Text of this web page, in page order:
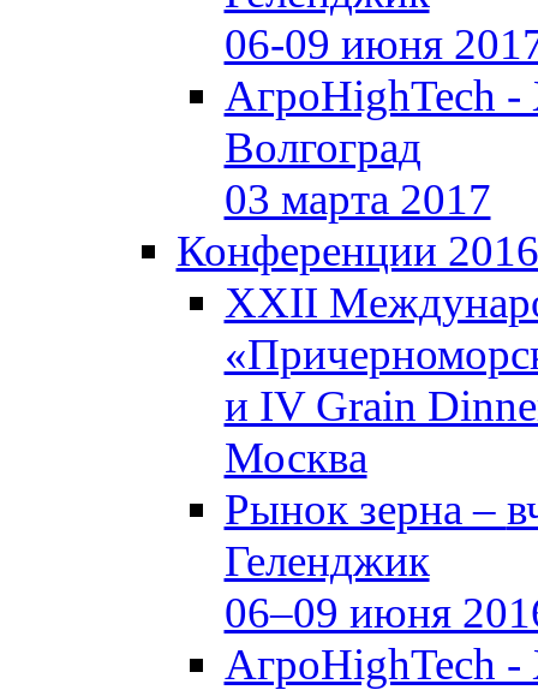
06-09 июня
АгроHighTech
Волгоград
03 марта 2017
Конференции 2016
XXII
и IV Grain
Москва
Рынок зерна –
Геленджик
06–09 июня
АгроHighTech